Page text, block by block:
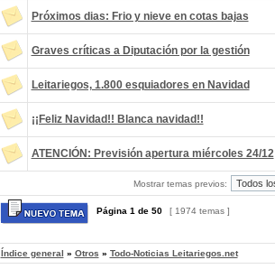
Próximos dias: Frio y nieve en cotas bajas
Graves críticas a Diputación por la gestión
Leitariegos, 1.800 esquiadores en Navidad
¡¡Feliz Navidad!! Blanca navidad!!
ATENCIÓN: Previsión apertura miércoles 24/12
Mostrar temas previos:
Página 1 de 50 [ 1974 temas ]
Índice general » Otros » Todo-Noticias Leitariegos.net